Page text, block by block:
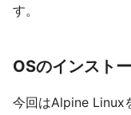
す。
OSのインスト
今回はAlpine Linux